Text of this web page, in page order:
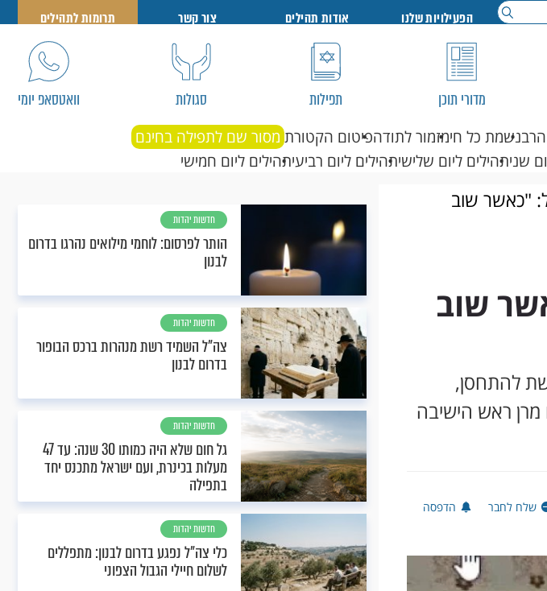
הפעילויות שלנו אודות תהילים צור קשר תרומות לתהילים
מדורי תוכן תפילות סגולות וואטסאפ יומי
נשמת כל חימזמור לתודהפיטום הקטורת מסור שם לתפילה בחינם
שניתהילים ליום שלישיתהילים ליום רביעיתהילים ליום חמישי
"כאשר שוב
שוב
להתחסן,
מרן ראש הישיבה
שלח לחבר הדפסה
חדשות יהדות
הותר לפרסום: לוחמי מילואים נהרגו בדרום
לבנון
חדשות יהדות
צה"ל השמיד רשת מנהרות ברכס הבופור
בדרום לבנון
חדשות יהדות
גל חום שלא היה כמותו 30 שנה: עד 47
מעלות בכינרת, ועם ישראל מתכנס יחד
בתפילה
חדשות יהדות
כלי צה"ל נפגע בדרום לבנון: מתפללים
לשלום חיילי הגבול הצפוני